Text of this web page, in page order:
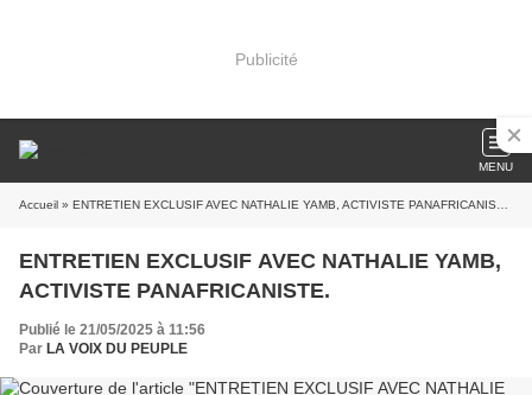
Publicité
MENU
Accueil » ENTRETIEN EXCLUSIF AVEC NATHALIE YAMB, ACTIVISTE PANAFRICANISTE.
ENTRETIEN EXCLUSIF AVEC NATHALIE YAMB,
ACTIVISTE PANAFRICANISTE.
Publié le 21/05/2025 à 11:56
Par LA VOIX DU PEUPLE